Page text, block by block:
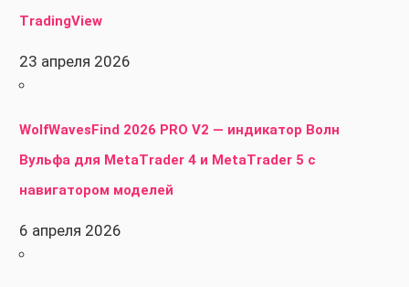
TradingView
23 апреля 2026
WolfWavesFind 2026 PRO V2 — индикатор Волн
Вульфа для MetaTrader 4 и MetaTrader 5 с
навигатором моделей
6 апреля 2026